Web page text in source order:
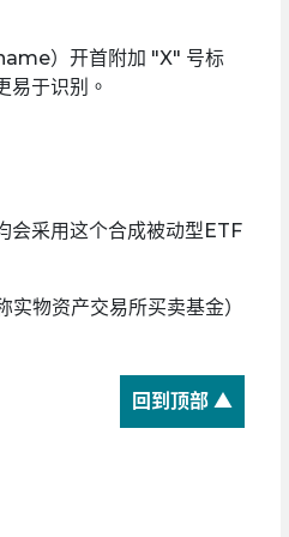
）开首附加 "X" 号标
易于识别。
会采用这个合成被动型ETF
物资产交易所买卖基金）
回到顶部 ▲